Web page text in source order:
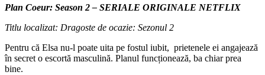
Plan Coeur: Season 2 – SERIALE ORIGINALE NETFLIX
Titlu localizat: Dragoste de ocazie: Sezonul 2
Pentru că Elsa nu-l poate uita pe fostul iubit, prietenele ei angajează
în secret o escortă masculină. Planul funcționează, ba chiar prea
bine.